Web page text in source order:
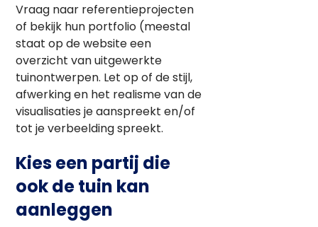
Vraag naar referentieprojecten
of bekijk hun portfolio (meestal
staat op de website een
overzicht van uitgewerkte
tuinontwerpen. Let op of de stijl,
afwerking en het realisme van de
visualisaties je aanspreekt en/of
tot je verbeelding spreekt.
Kies een partij die
ook de tuin kan
aanleggen